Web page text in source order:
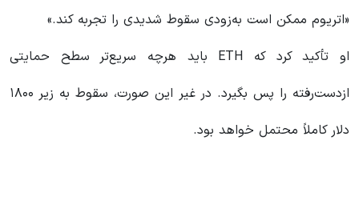
«اتریوم ممکن است به‌زودی سقوط شدیدی را تجربه کند.»
او تأکید کرد که ETH باید هرچه سریع‌تر سطح حمایتی
ازدست‌رفته را پس بگیرد. در غیر این صورت، سقوط به زیر ۱۸۰۰
دلار کاملاً محتمل خواهد بود.